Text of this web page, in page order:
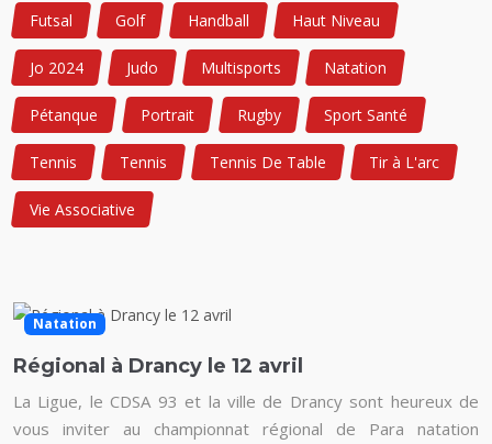
Futsal Golf Handball Haut Niveau
Jo 2024 Judo Multisports Natation
Pétanque Portrait Rugby Sport Santé
Tennis Tennis Tennis De Table Tir à L'arc
Vie Associative
Natation
Régional à Drancy le 12 avril
La Ligue, le CDSA 93 et la ville de Drancy sont heureux de
vous inviter au championnat régional de Para natation